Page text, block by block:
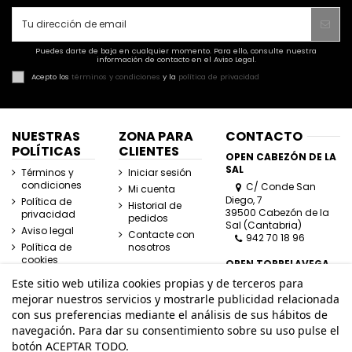
Puedes darte de baja en cualquier momento. Para ello, consulte nuestra
información de contacto en el Aviso Legal.
Acepto los términos y condiciones y la política de privacidad
NUESTRAS
POLÍTICAS
Términos y
condiciones
Política de
privacidad
Aviso legal
Política de
cookies
ZONA PARA
CLIENTES
Iniciar sesión
Mi cuenta
Historial de
pedidos
Contacte con
nosotros
CONTACTO
OPEN CABEZÓN DE LA
SAL
C/ Conde San
Diego, 7
39500 Cabezón de la
Sal (Cantabria)
942 70 18 96
OPEN TORRELAVEGA
C/ José Posada
Herrera, Esquina
Lasaga Larreta
39300 Torrelavega
(Cantabria)
Este sitio web utiliza cookies propias y de terceros para
mejorar nuestros servicios y mostrarle publicidad relacionada
con sus preferencias mediante el análisis de sus hábitos de
navegación. Para dar su consentimiento sobre su uso pulse el
botón ACEPTAR TODO.